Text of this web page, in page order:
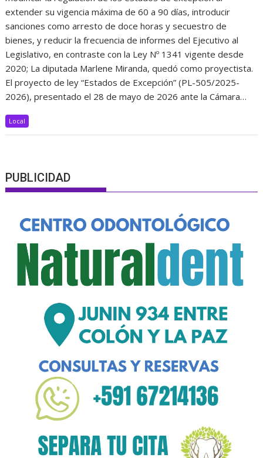
extender su vigencia máxima de 60 a 90 días, introducir
sanciones como arresto de doce horas y secuestro de
bienes, y reducir la frecuencia de informes del Ejecutivo al
Legislativo, en contraste con la Ley Nº 1341 vigente desde
2020; La diputada Marlene Miranda, quedó como proyectista.
El proyecto de ley “Estados de Excepción” (PL-505/2025-
2026), presentado el 28 de mayo de 2026 ante la Cámara…
Local
PUBLICIDAD